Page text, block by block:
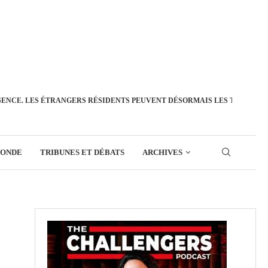
LES ÉTRANGERS RÉSIDENTS PEUVENT DÉSORMAIS LES
TRIBUNES ET DÉBATS ARCHIVES